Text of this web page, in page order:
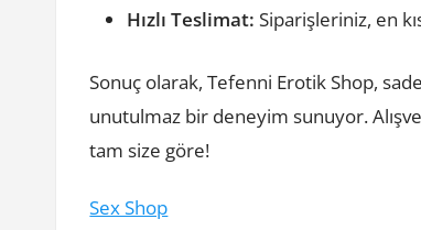
Hızlı Teslimat: Siparişleriniz, en
Sonuç olarak, Tefenni Erotik Shop,
unutulmaz bir deneyim sunuyor.
tam size göre!
Sex Shop